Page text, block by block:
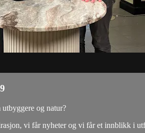
og natur?
vi får nyheter og vi får et innblikk i